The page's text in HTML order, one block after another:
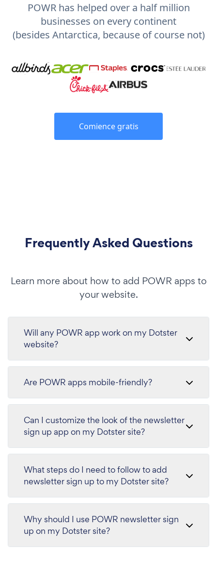
POWR has helped over a half million
businesses on every continent
(besides Antarctica, because of course not)
Comience gratis
Frequently Asked Questions
Learn more about how to add POWR apps to
your website.
Will any POWR app work on my Dotster
website?
Are POWR apps mobile-friendly?
Can I customize the look of the newsletter
sign up app on my Dotster site?
What steps do I need to follow to add
newsletter sign up to my Dotster site?
Why should I use POWR newsletter sign
up on my Dotster site?